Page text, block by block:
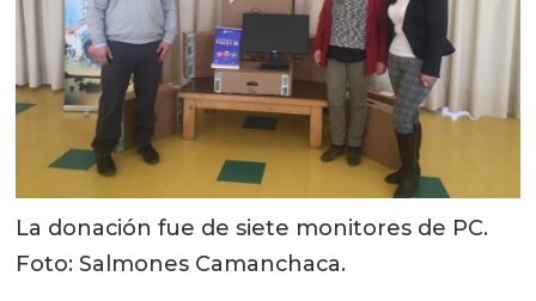
La donación fue de siete monitores de PC.
Foto: Salmones Camanchaca.